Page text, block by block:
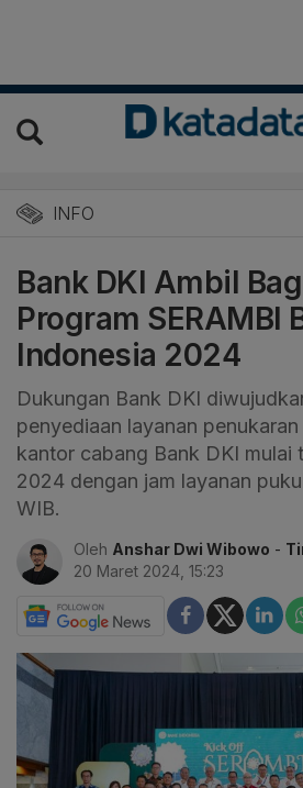
INFO
Bank DKI Ambil
Program SERAMBI
Indonesia 2024
Dukungan Bank DKI
penyediaan layanan
kantor cabang Bank DKI mulai
2024 dengan jam layanan
WIB.
Oleh Anshar Dwi Wibowo -
20 Maret 2024, 15:23